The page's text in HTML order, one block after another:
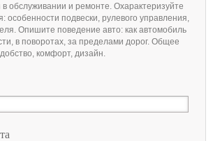
в обслуживании и ремонте. Охарактеризуйте
особенности подвески, рулевого управления,
Опишите поведение авто: как автомобиль
в поворотах, за пределами дорог. Общее
комфорт, дизайн.